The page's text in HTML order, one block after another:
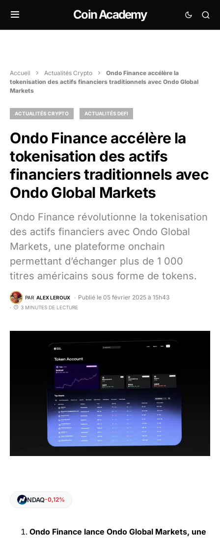
Coin Academy
Accueil Actualités Crypto
Ondo Finance accélère la
tokenisation des actifs financiers traditionnels avec Ondo Global
Markets
ACTUALITÉS CRYPTO ACTUALITÉS DEFI
Ondo Finance accélère la
tokenisation des actifs
financiers traditionnels avec
Ondo Global Markets
Ondo Finance révolutionne la tokenisation
des actifs financiers avec Ondo Global
Markets, une plateforme onchain
permettant d’échanger plus de 1 000
titres américains sous forme de tokens.
PAR ALEX LEROUX Publié le 05 février 2025 à 15h43
3 MINUTES DE LECTURE
NDAQ-0,12%
Ondo Finance lance Ondo Global Markets, une